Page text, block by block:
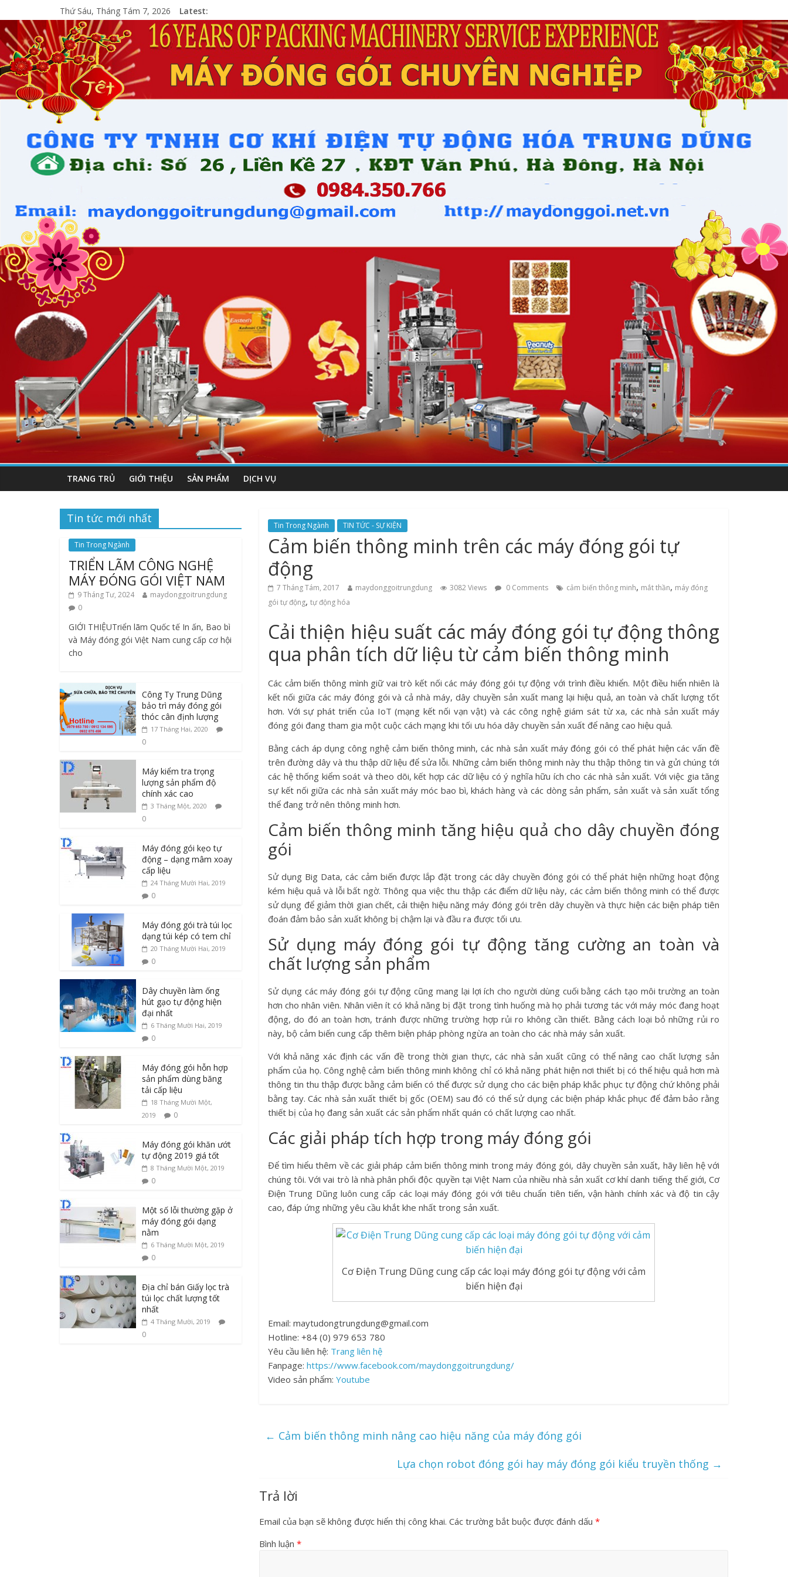
Thứ Sáu, Tháng Tám 7, 2026 Latest:
TRANG TRỦ GIỚI THIỆU SẢN PHẨM DỊCH VỤ
Tin Trong Ngành TIN TỨC - SỰ KIỆN
Cảm biến thông minh trên các máy đóng gói tự
động
7 Tháng Tám, 2017 maydonggoitrungdung 3082 Views 0 Comments cảm biến thông minh, mắt thần, máy đóng
gói tự động, tự động hóa
Cải thiện hiệu suất các máy đóng gói tự động thông
qua phân tích dữ liệu từ cảm biến thông minh
Các cảm biến thông mình giữ vai trò kết nối các máy đóng gói tự động với trình điều khiển. Một điều hiển nhiên là
kết nối giữa các máy đóng gói và cả nhà máy, dây chuyền sản xuất mang lại hiệu quả, an toàn và chất lượng tốt
hơn. Với sự phát triển của IoT (mạng kết nối vạn vật) và các công nghệ giám sát từ xa, các nhà sản xuất máy
đóng gói đang tham gia một cuộc cách mạng khi tối ưu hóa dây chuyền sản xuất để nâng cao hiệu quả.
Bằng cách áp dụng công nghệ cảm biến thông minh, các nhà sản xuất máy đóng gói có thể phát hiện các vấn đề
trên đường dây và thu thập dữ liệu để sửa lỗi. Những cảm biến thông minh này thu thập thông tin và gửi chúng tới
các hệ thống kiểm soát và theo dõi, kết hợp các dữ liệu có ý nghĩa hữu ích cho các nhà sản xuất. Với việc gia tăng
sự kết nối giữa các nhà sản xuất máy móc bao bì, khách hàng và các dòng sản phẩm, sản xuất và sản xuất tổng
thể đang trở nên thông minh hơn.
Cảm biến thông minh tăng hiệu quả cho dây chuyền đóng
gói
Sử dụng Big Data, các cảm biến được lắp đặt trong các dây chuyền đóng gói có thể phát hiện những hoạt động
kém hiệu quả và lỗi bất ngờ. Thông qua việc thu thập các điểm dữ liệu này, các cảm biến thông minh có thể được
sử dụng để giảm thời gian chết, cải thiện hiệu năng máy đóng gói trên dây chuyền và thực hiện các biện pháp tiên
đoán đảm bảo sản xuất không bị chậm lại và đầu ra được tối ưu.
Sử dụng máy đóng gói tự động tăng cường an toàn và
chất lượng sản phẩm
Sử dụng các máy đóng gói tự động cũng mang lại lợi ích cho người dùng cuối bằng cách tạo môi trường an toàn
hơn cho nhân viên. Nhân viên ít có khả năng bị đặt trong tình huống mà họ phải tương tác với máy móc đang hoạt
động, do đó an toàn hơn, tránh được những trường hợp rủi ro không cần thiết. Bằng cách loại bỏ những rủi ro
này, bộ cảm biến cung cấp thêm biện pháp phòng ngừa an toàn cho các nhà máy sản xuất.
Với khả năng xác định các vấn đề trong thời gian thực, các nhà sản xuất cũng có thể nâng cao chất lượng sản
phẩm của họ. Công nghệ cảm biến thông minh không chỉ có khả năng phát hiện nơi thiết bị có thể hiệu quả hơn mà
thông tin thu thập được bằng cảm biến có thể được sử dụng cho các biện pháp khắc phục tự động chứ không phải
bằng tay. Các nhà sản xuất thiết bị gốc (OEM) sau đó có thể sử dụng các biện pháp khắc phục để đảm bảo rằng
thiết bị của họ đang sản xuất các sản phẩm nhất quán có chất lượng cao nhất.
Các giải pháp tích hợp trong máy đóng gói
Để tìm hiểu thêm về các giải pháp cảm biến thông minh trong máy đóng gói, dây chuyền sản xuất, hãy liên hệ với
chúng tôi. Với vai trò là nhà phân phối độc quyền tại Việt Nam của nhiều nhà sản xuất cơ khí danh tiếng thế giới, Cơ
Điện Trung Dũng luôn cung cấp các loại máy đóng gói với tiêu chuẩn tiên tiến, vận hành chính xác và độ tin cậy
cao, đáp ứng những yêu cầu khắt khe nhất trong sản xuất.
Cơ Điện Trung Dũng cung cấp các loại máy đóng gói tự động với cảm
biến hiện đại
Email: maytudongtrungdung@gmail.com
Hotline: +84 (0) 979 653 780
Yêu cầu liên hệ: Trang liên hệ
Fanpage: https://www.facebook.com/maydonggoitrungdung/
Video sản phẩm: Youtube
← Cảm biến thông minh nâng cao hiệu năng của máy đóng gói
Lựa chọn robot đóng gói hay máy đóng gói kiểu truyền thống →
Trả lời
Email của bạn sẽ không được hiển thị công khai. Các trường bắt buộc được đánh dấu *
Bình luận *
Tin tức mới nhất
Tin Trong Ngành
TRIỂN LÃM CÔNG NGHỆ
MÁY ĐÓNG GÓI VIỆT NAM
9 Tháng Tư, 2024
maydonggoitrungdung
0
GIỚI THIỆUTriển lãm Quốc tế In ấn, Bao bì
và Máy đóng gói Việt Nam cung cấp cơ hội
cho
Công Ty Trung Dũng
bảo trì máy đóng gói
thóc cân định lượng
17 Tháng Hai, 2020
0
Máy kiểm tra trọng
lượng sản phẩm độ
chính xác cao
3 Tháng Một, 2020
0
Máy đóng gói kẹo tự
động – dạng mâm xoay
cấp liệu
24 Tháng Mười Hai, 2019
0
Máy đóng gói trà túi lọc
dạng túi kép có tem chỉ
20 Tháng Mười Hai, 2019
0
Dây chuyền làm ống
hút gạo tự động hiện
đại nhất
6 Tháng Mười Hai, 2019
0
Máy đóng gói hỗn hợp
sản phẩm dùng băng
tải cấp liệu
18 Tháng Mười Một,
2019
0
Máy đóng gói khăn ướt
tự động 2019 giá tốt
8 Tháng Mười Một, 2019
0
Một số lỗi thường gặp ở
máy đóng gói dạng
nằm
6 Tháng Mười Một, 2019
0
Địa chỉ bán Giấy lọc trà
túi lọc chất lượng tốt
nhất
4 Tháng Mười, 2019
0